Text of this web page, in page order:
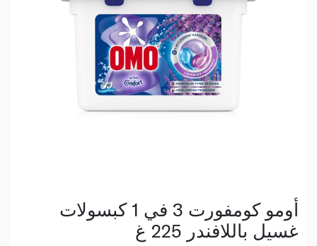
أومو كومفورت 3 في 1 كبسولات
غسيل باللافندر 225 غ